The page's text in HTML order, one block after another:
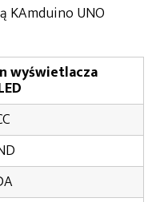
KAmduino UNO
wyświetlacza